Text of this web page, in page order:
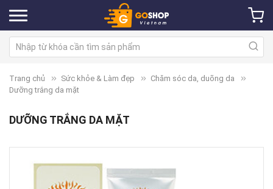
Trang chủ Sức khỏe & Làm đẹp
Chăm sóc da, duõng da
Dưỡng trắng da mặt
DƯỠNG TRẮNG DA MẶT